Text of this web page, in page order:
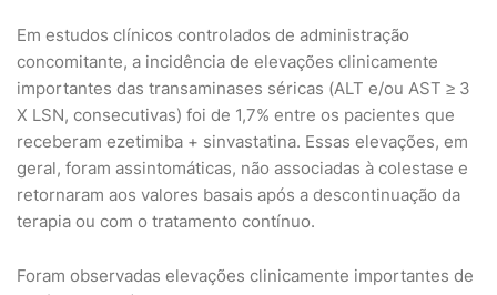
Em estudos clínicos controlados de administração
concomitante, a incidência de elevações clinicamente
importantes das transaminases séricas (ALT e/ou AST ≥ 3
X LSN, consecutivas) foi de 1,7% entre os pacientes que
receberam ezetimiba + sinvastatina. Essas elevações, em
geral, foram assintomáticas, não associadas à colestase e
retornaram aos valores basais após a descontinuação da
terapia ou com o tratamento contínuo.
Foram observadas elevações clinicamente importantes de